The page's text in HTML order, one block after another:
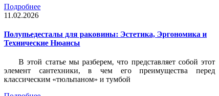
Подробнее
11.02.2026
Полупьедесталы для раковины: Эстетика, Эргономика и
Технические Нюансы
В этой статье мы разберем, что представляет собой этот
элемент сантехники, в чем его преимущества перед
классическим «тюльпаном» и тумбой